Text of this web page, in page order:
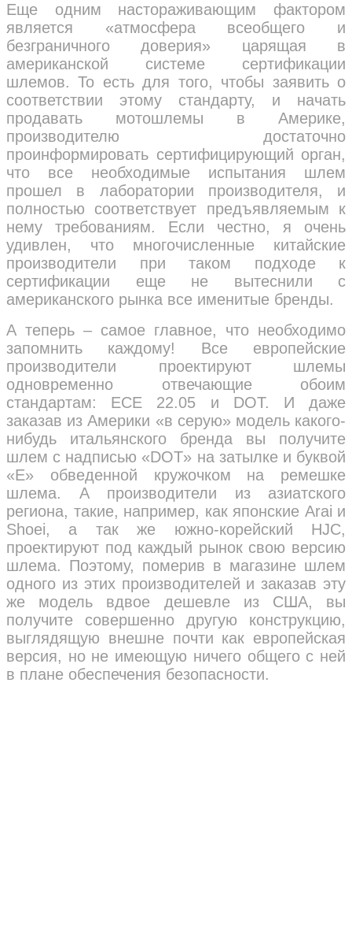
Еще одним настораживающим фактором
является «атмосфера всеобщего и
безграничного доверия» царящая в
американской системе сертификации
шлемов. То есть для того, чтобы заявить о
соответствии этому стандарту, и начать
продавать мотошлемы в Америке,
производителю достаточно
проинформировать сертифицирующий орган,
что все необходимые испытания шлем
прошел в лаборатории производителя, и
полностью соответствует предъявляемым к
нему требованиям. Если честно, я очень
удивлен, что многочисленные китайские
производители при таком подходе к
сертификации еще не вытеснили с
американского рынка все именитые бренды.
А теперь – самое главное, что необходимо
запомнить каждому! Все европейские
производители проектируют шлемы
одновременно отвечающие обоим
стандартам: ECE 22.05 и DOT. И даже
заказав из Америки «в серую» модель какого-
нибудь итальянского бренда вы получите
шлем с надписью «DOT» на затылке и буквой
«E» обведенной кружочком на ремешке
шлема. А производители из азиатского
региона, такие, например, как японские Arai и
Shoei, а так же южно-корейский HJC,
проектируют под каждый рынок свою версию
шлема. Поэтому, померив в магазине шлем
одного из этих производителей и заказав эту
же модель вдвое дешевле из США, вы
получите совершенно другую конструкцию,
выглядящую внешне почти как европейская
версия, но не имеющую ничего общего с ней
в плане обеспечения безопасности.